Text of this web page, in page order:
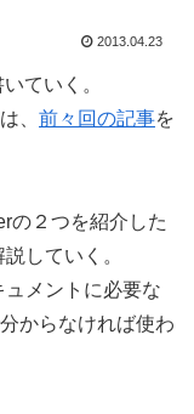
2013.04.23
ていく。
、 前々回の記事を
の２つを紹介した
していく。
メントに必要な
からなければ使わ